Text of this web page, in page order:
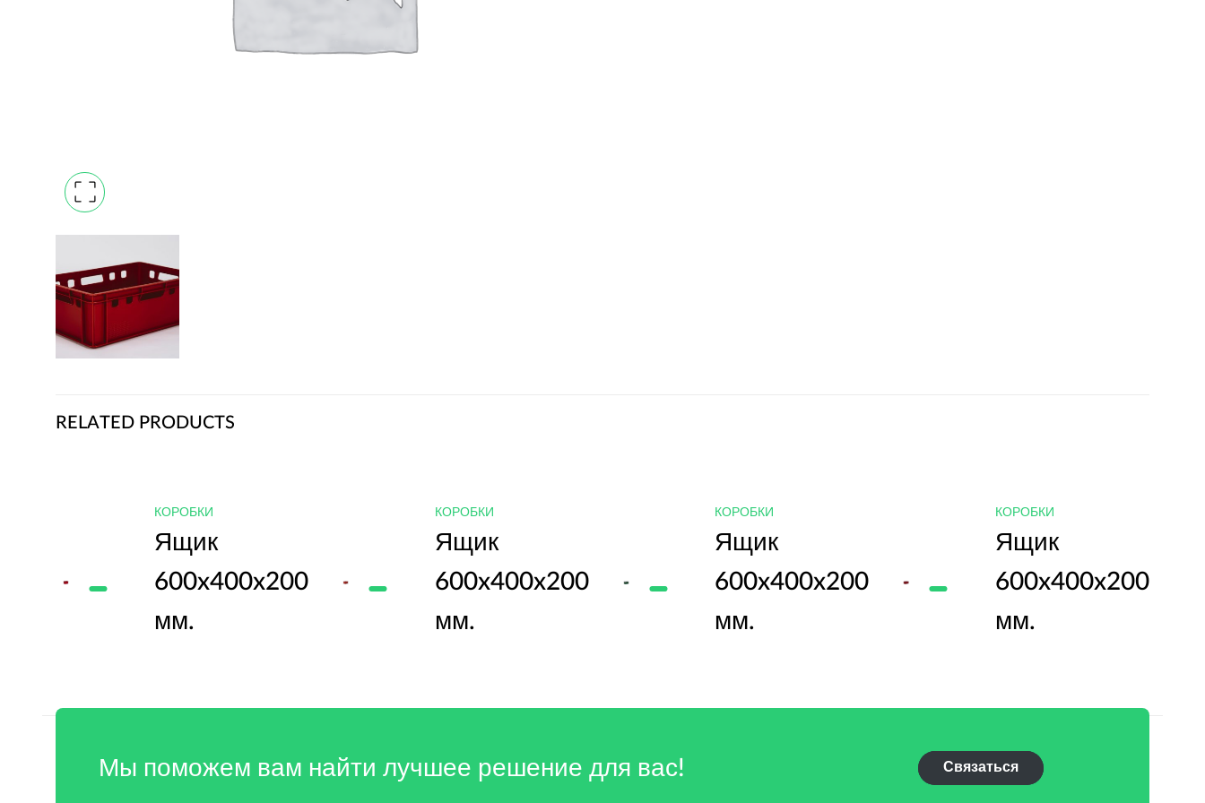
RELATED PRODUCTS
КОРОБКИ
Ящик
600x400x200
мм.
КОРОБКИ
Ящик
600x400x200
мм.
КОРОБКИ
Ящик
600x400x200
мм.
КОРОБКИ
Ящик
600x400x200
мм.
Мы поможем вам найти лучшее решение для вас! Связаться